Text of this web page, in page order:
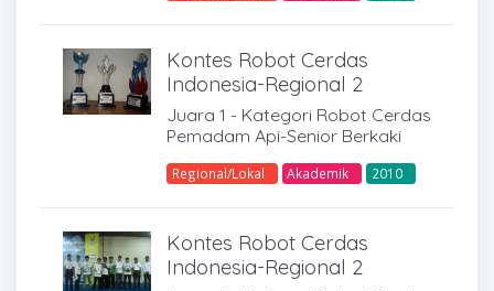
Kontes Robot Cerdas
Indonesia-Regional 2
Juara 1 - Kategori Robot Cerdas
Pemadam Api-Senior Berkaki
Regional/Lokal Akademik 2010
Kontes Robot Cerdas
Indonesia-Regional 2